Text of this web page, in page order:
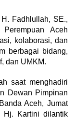
Fadhlullah, SE.,
Aceh
kolaborasi, dan
berbagai bidang,
dan UMKM.
saat menghadiri
Dewan Pimpinan
Aceh, Jumat
Hj. Kartini dilantik